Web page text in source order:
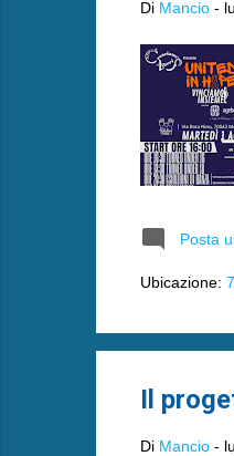
Di Mancio -
Posta
Ubicazione:
Il
Di Mancio -